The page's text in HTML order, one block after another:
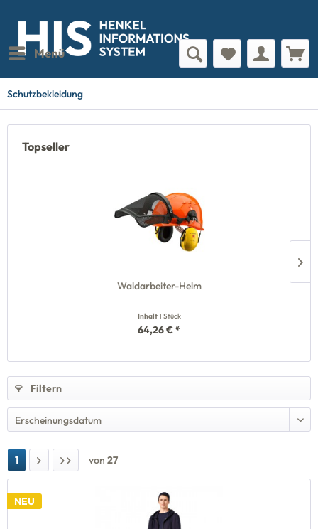
Menü
Schutzbekleidung
Topseller
Waldarbeiter-Helm
Inhalt1 Stück
64,26 € *
Filtern
1 von 27
NEU